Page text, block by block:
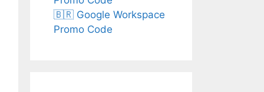
🇧🇷 Google Workspace
Promo Code